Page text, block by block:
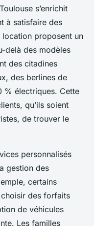
s’enrichit
à satisfaire des
location proposent un
delà des modèles
des citadines
des berlines de
% électriques. Cette
qu’ils soient
de trouver le
personnalisés
gestion des
certains
des forfaits
de véhicules
Les familles